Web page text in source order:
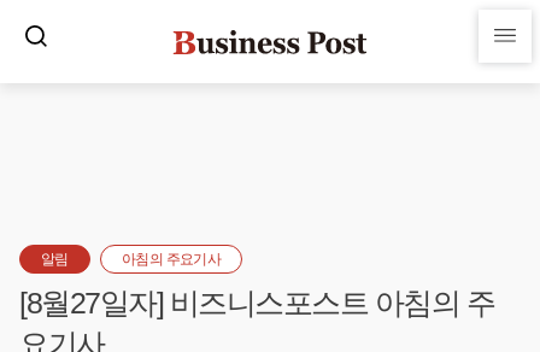
알림 아침의 주요기사
[8월27일자] 비즈니스포스트 아침의 주
요기사